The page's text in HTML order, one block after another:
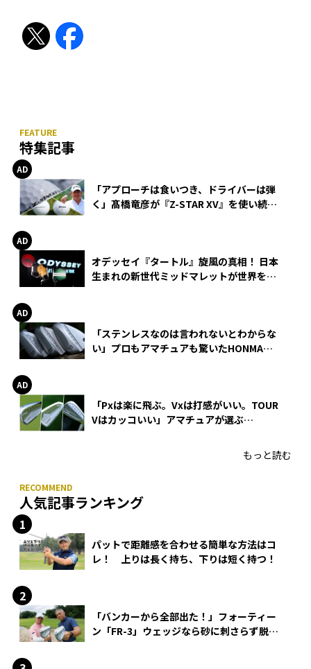
特集記事
「アプローチは食いつき、ドライバーは弾
く」髙橋竜彦が『Z-STAR XV』を使い続け
オデッセイ『タートル』旋風の真相！ 日本
生まれの新世代ミッドマレットが世界を席
「ステンレスなのは言われないとわからな
い」プロもアマチュアも驚いたHONMA
「Pxは楽に飛ぶ。Vxは打感がいい。TOUR
Vはカッコいい」アマチュアが選ぶ
もっと読む
人気記事ランキング
パットで距離感を合わせる簡単な方法はコ
レ！ 上りは長く持ち、下りは短く持つ！
「バンカーから全部出た！」フォーティー
ン「FR-3」ウェッジなら砂に刺さらず脱出